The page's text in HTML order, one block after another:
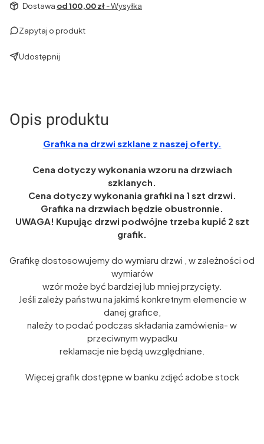
Dostawa od 100,00 zł- Wysyłka
Zapytaj o produkt
Udostępnij
Opis produktu
Grafika na drzwi szklane z naszej oferty.
Cena dotyczy wykonania wzoru na drzwiach
szklanych.
Cena dotyczy wykonania grafiki na 1 szt drzwi.
Grafika na drzwiach będzie obustronnie.
UWAGA! Kupując drzwi podwójne trzeba kupić 2 szt
grafik.
Grafikę dostosowujemy do wymiaru drzwi , w zależności od
wymiarów
wzór może być bardziej lub mniej przycięty.
Jeśli zależy państwu na jakimś konkretnym elemencie w
danej grafice,
należy to podać podczas składania zamówienia- w
przeciwnym wypadku
reklamacje nie będą uwzględniane.
Więcej grafik dostępne w banku zdjęć adobe stock